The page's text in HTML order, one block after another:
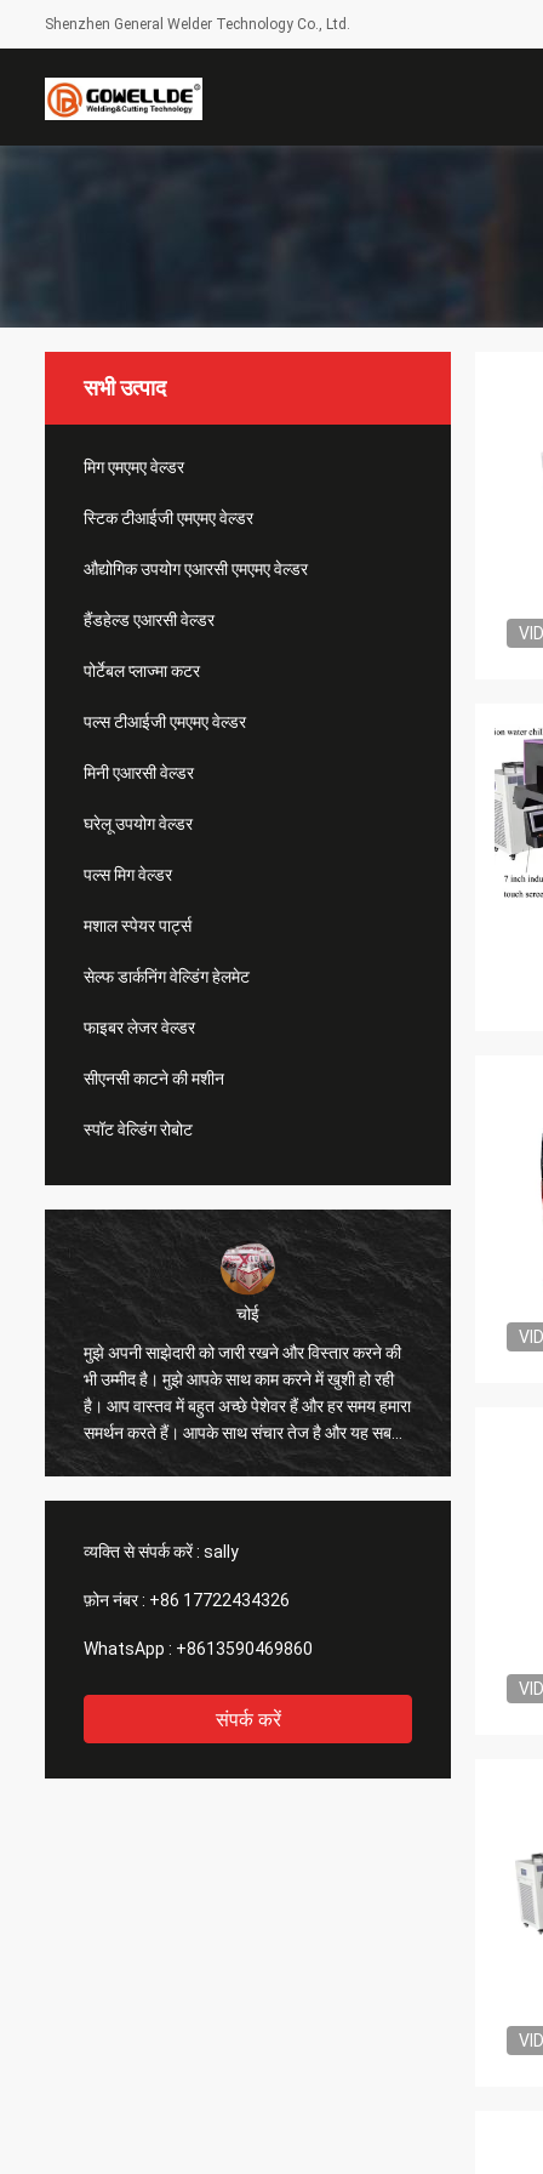
Shenzhen General Welder Technology Co., Ltd.
सभी उत्पाद
मिग एमएमए वेल्डर
स्टिक टीआईजी एमएमए वेल्डर
औद्योगिक उपयोग एआरसी एमएमए वेल्डर
हैंडहेल्ड एआरसी वेल्डर
पोर्टेबल प्लाज्मा कटर
पल्स टीआईजी एमएमए वेल्डर
मिनी एआरसी वेल्डर
घरेलू उपयोग वेल्डर
पल्स मिग वेल्डर
मशाल स्पेयर पार्ट्स
सेल्फ डार्कनिंग वेल्डिंग हेलमेट
फाइबर लेजर वेल्डर
सीएनसी काटने की मशीन
स्पॉट वेल्डिंग रोबोट
चोई
मुझे अपनी साझेदारी को जारी रखने और विस्तार करने की
भी उम्मीद है। मुझे आपके साथ काम करने में खुशी हो रही
है। आप वास्तव में बहुत अच्छे पेशेवर हैं और हर समय हमारा
समर्थन करते हैं। आपके साथ संचार तेज है और यह सबसे
महत्वपूर्ण बात है।
मुझे
व्यक्ति से संपर्क करें : sally
फ़ोन नंबर : +86 17722434326
WhatsApp : +8613590469860
संपर्क करें